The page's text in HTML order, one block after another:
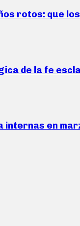
rotos: que
de la fe
internas en